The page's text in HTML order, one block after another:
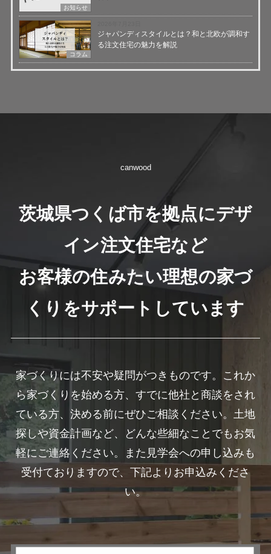
お知らせ
コラム
ジャパンディスタイルとは？和と北欧が調和す
る注文住宅の魅力を解説
canwood
茨城県つくば市を拠点にデザ
イン注文住宅など
お客様の住みたい理想の家づ
くりをサポートしています
家づくりには不安や疑問がつきものです。これか
ら家づくりを始める方、すでに他社と商談をされ
ている方、決める前にぜひご相談ください。土地
探しや資金計画など、どんな些細なことでもお気
軽にご連絡ください。また見学会への申し込みも
受付ておりますので、下記よりお申込みくださ
い。